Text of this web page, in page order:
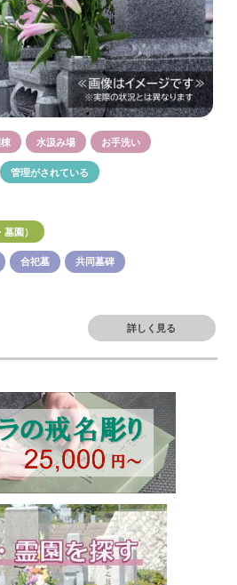
水汲み場 お手洗い
管理がされている
園）
合祀墓 共同墓碑
詳しく見る